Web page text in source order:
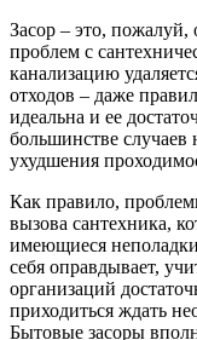
Засор – это, пожалуй,
проблем с
канализацию
отходов – даже
идеальна и ее
большинстве случаев
ухудшения
Как правило,
вызова сантехника,
имеющиеся
себя оправдывает,
организаций
приходиться ждать
Бытовые засоры